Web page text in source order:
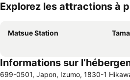
Explorez les attractions à
Matsue Station
Informations sur
699-0501, Japon, Izumo, 1830-1